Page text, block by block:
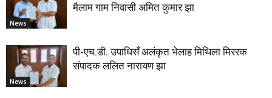
News
मैलाम गाम निवासी अमित कुमार झा
News
पी-एच.डी. उपाधिसँ अलंकृत भेलाह मिथिला मिररक
संपादक ललित नारायण झा